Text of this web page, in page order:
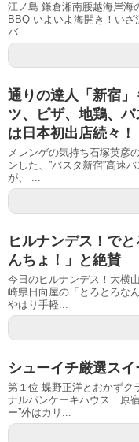
江ノ島 鎌倉湘南腰越海岸海
BBQ いよいよ海開き！い
バ...
通りの達人「新宿
ツ、ピザ、地鶏、
は日本初出店続々！
メレンゲの気持ち石塚英彦
ンした、”バスタ新宿”高速
が、 ...
ヒルナンデス！で
んちょ！」と絶賛
今日のヒルナンデス！大横
崎県日向屋の「とろとろな
やはり手軽...
シューイチ厳選スイ
第１位 蝶野正洋とおかずク
ナルパンケーキハウス 原
ー”外はカリ...